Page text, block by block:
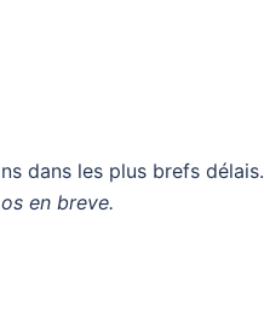
dans les plus brefs délais.
en breve.